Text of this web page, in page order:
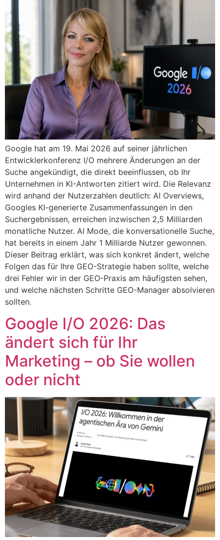
Google hat am 19. Mai 2026 auf seiner jährlichen
Entwicklerkonferenz I/O mehrere Änderungen an der
Suche angekündigt, die direkt beeinflussen, ob Ihr
Unternehmen in KI-Antworten zitiert wird. Die Relevanz
wird anhand der Nutzerzahlen deutlich: AI Overviews,
Googles KI-generierte Zusammenfassungen in den
Suchergebnissen, erreichen inzwischen 2,5 Milliarden
monatliche Nutzer. AI Mode, die konversationelle Suche,
hat bereits in einem Jahr 1 Milliarde Nutzer gewonnen.
Dieser Beitrag erklärt, was sich konkret ändert, welche
Folgen das für Ihre GEO-Strategie haben sollte, welche
drei Fehler wir in der GEO-Praxis am häufigsten sehen,
und welche nächsten Schritte GEO-Manager absolvieren
sollten.
Google I/O 2026: Das
ändert sich für Ihr
Marketing – ob Sie wollen
oder nicht